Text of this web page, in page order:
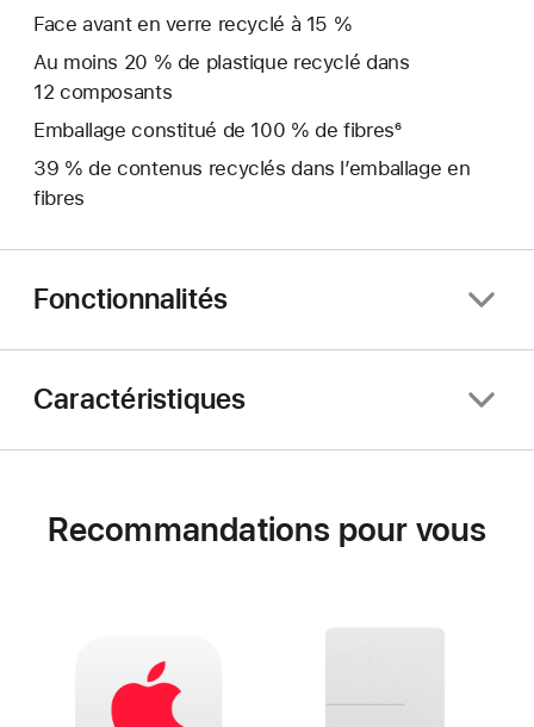
Face avant en verre recyclé à 15 %
Au moins 20 % de plastique recyclé dans
12 composants
Emballage constitué de 100 % de fibres⁶
39 % de contenus recyclés dans l’emballage en
fibres
Fonctionnalités
Caractéristiques
Recommandations pour vous